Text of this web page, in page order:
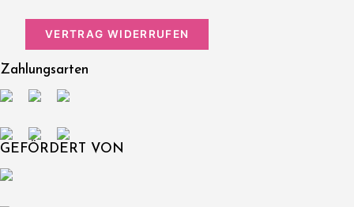
VERTRAG WIDERRUFEN
Zahlungsarten
GEFÖRDERT VON